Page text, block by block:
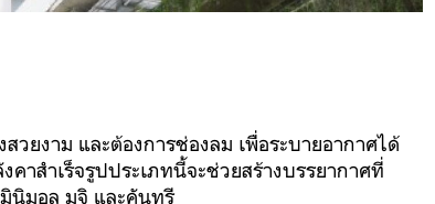
วยงาม และต้องการช่องลม เพื่อระบายอากาศได้
าสำเร็จรูปประเภทนี้จะช่วยสร้างบรรยากาศที่
นิมอล มูจิ และคันทรี